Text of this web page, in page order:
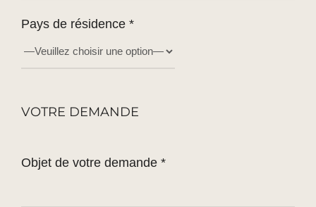
Pays de résidence *
VOTRE DEMANDE
Objet de votre demande *